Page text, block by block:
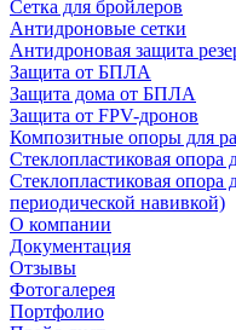
Сетка для бройлеров
Антидроновые сетки
Антидроновая защита
Защита от БПЛА
Защита дома от БПЛА
Защита от FPV-дронов
Композитные опоры для
Стеклопластиковая опора
Стеклопластиковая опора
периодической навивкой)
О компании
Документация
Отзывы
Фотогалерея
Портфолио